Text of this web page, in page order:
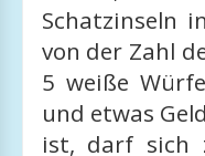
Schatzinseln
von der Zahl
5 weiße
und etwas
ist, darf sich